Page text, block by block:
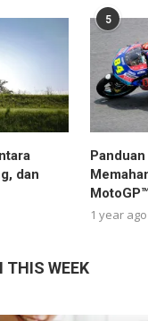
dan
5
MotoGP™
1 year ago
THIS WEEK